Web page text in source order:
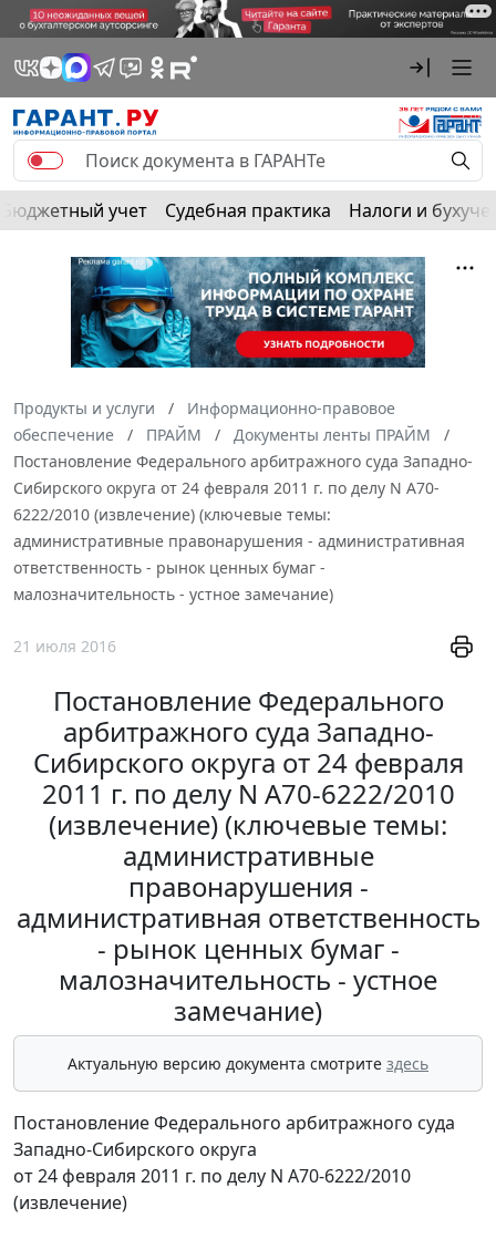
Бюджетный учет Судебная практика Налоги и
Продукты и услуги
Информационно-правовое
обеспечение
ПРАЙМ
Документы ленты ПРАЙМ
Постановление Федерального арбитражного суда Западно-
Сибирского округа от 24 февраля 2011 г. по делу N А70-
6222/2010 (извлечение) (ключевые темы:
административные правонарушения - административная
ответственность - рынок ценных бумаг -
малозначительность - устное замечание)
21 июля 2016
Постановление Федерального
арбитражного суда Западно-
Сибирского округа от 24 февраля
2011 г. по делу N А70-6222/2010
(извлечение) (ключевые темы:
административные
правонарушения -
административная ответственность
- рынок ценных бумаг -
малозначительность - устное
замечание)
Актуальную версию документа смотрите здесь
Постановление Федерального арбитражного суда
Западно-Сибирского округа
от 24 февраля 2011 г. по делу N А70-6222/2010
(извлечение)